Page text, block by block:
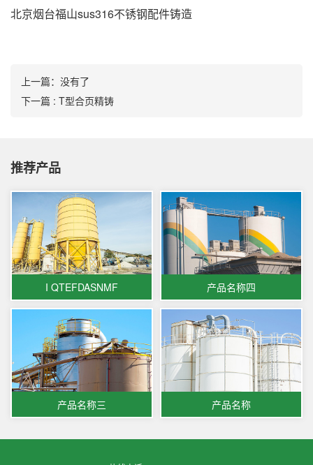
北京烟台福山sus316不锈钢配件铸造
上一篇：没有了
下一篇 : T型合页精铸
推荐产品
I QTEFDASNMF 产品名称四
产品名称三 产品名称